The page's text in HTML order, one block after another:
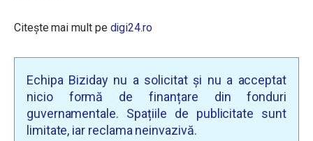
Citește mai mult pe digi24.ro
Echipa Biziday nu a solicitat și nu a acceptat
nicio formă de finanțare din fonduri
guvernamentale. Spațiile de publicitate sunt
limitate, iar reclama neinvazivă.